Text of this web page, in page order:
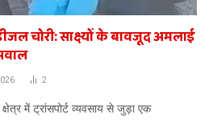
चोरी: साक्ष्यों के बावजूद अमलाई
2
में ट्रांसपोर्ट व्यवसाय से जुड़ा एक